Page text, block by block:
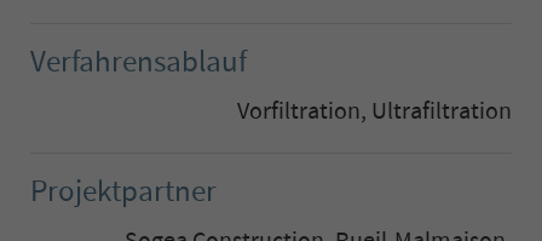
Verfahrensablauf
Vorfiltration, Ultrafiltration
Projektpartner